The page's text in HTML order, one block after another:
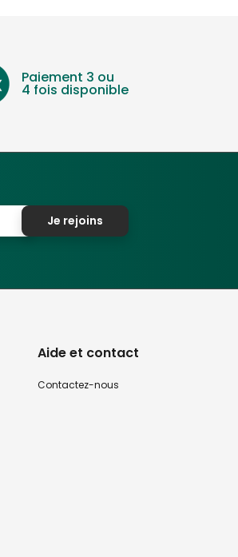
Paiement 3 ou
4 fois disponible
Je rejoins
Aide et contact
Contactez-nous